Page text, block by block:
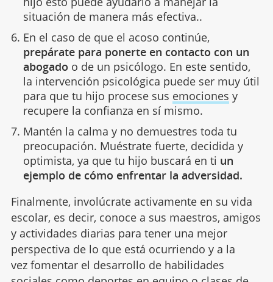
situación de manera más efectiva..
En el caso de que el acoso continúe,
prepárate para ponerte en contacto con un
abogado o de un psicólogo. En este sentido,
la intervención psicológica puede ser muy útil
para que tu hijo procese sus emociones y
recupere la confianza en sí mismo.
Mantén la calma y no demuestres toda tu
preocupación. Muéstrate fuerte, decidida y
optimista, ya que tu hijo buscará en ti un
ejemplo de cómo enfrentar la adversidad.
Finalmente, involúcrate activamente en su vida
escolar, es decir, conoce a sus maestros, amigos
y actividades diarias para tener una mejor
perspectiva de lo que está ocurriendo y a la
vez fomentar el desarrollo de habilidades